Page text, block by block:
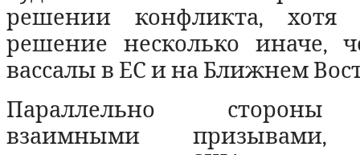
решении конфликта,
решение несколько
вассалы в ЕС и на Ближнем
Параллельно стороны
взаимными